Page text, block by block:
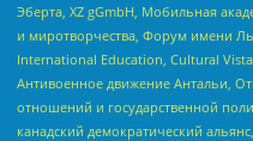
Эберта, XZ gGmbH, Мобильная
и миротворчества, Форум имени
International Education, Cultural
Антивоенное движение Антальи,
отношений и государственной
канадский демократический